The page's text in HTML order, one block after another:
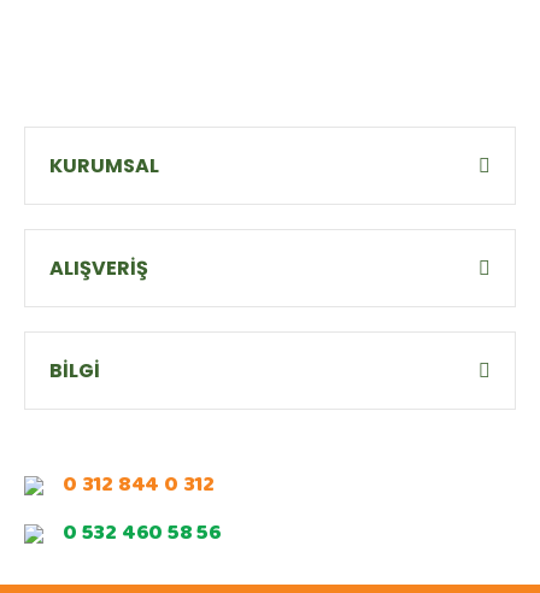
KURUMSAL
ALIŞVERİŞ
BİLGİ
0 312 844 0 312
0 532 460 58 56